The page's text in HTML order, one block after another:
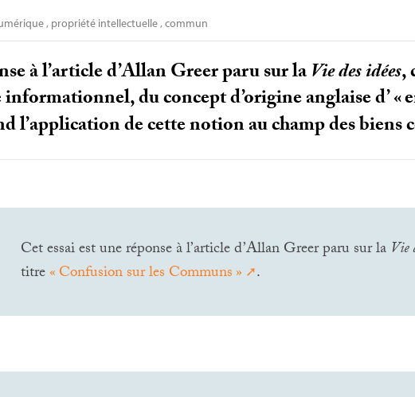
, propriété intellectuelle,commun
à l’article d’Allan Greer paru sur laVie des idées,
du concept d’origine anglaise d’ «
l’application de cette notion au champ des biens
Cet essai est une réponse à l’article d’Allan Greer paru sur la Vie
titre«Confusion sur les Communs» .